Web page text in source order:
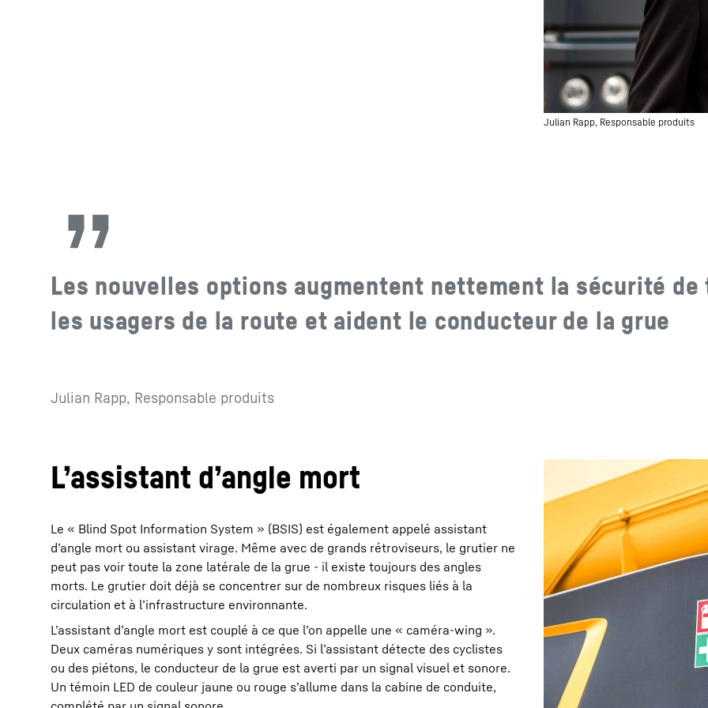
Julian Rapp, Responsable produits
Les nouvelles options augmentent nettement la sécurité de
les usagers de la route et aident le conducteur de la grue
Julian Rapp, Responsable produits
Lʼassistant dʼangle mort
Le « Blind Spot Information System » (BSIS) est également appelé assistant
dʼangle mort ou assistant virage. Même avec de grands rétroviseurs, le grutier ne
peut pas voir toute la zone latérale de la grue - il existe toujours des angles
morts. Le grutier doit déjà se concentrer sur de nombreux risques liés à la
circulation et à lʼinfrastructure environnante.
Lʼassistant dʼangle mort est couplé à ce que lʼon appelle une « caméra-wing ».
Deux caméras numériques y sont intégrées. Si lʼassistant détecte des cyclistes
ou des piétons, le conducteur de la grue est averti par un signal visuel et sonore.
Un témoin LED de couleur jaune ou rouge sʼallume dans la cabine de conduite,